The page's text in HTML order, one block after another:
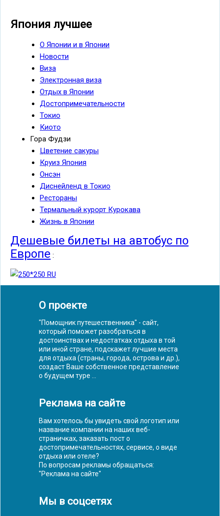
Япония лучшее
О Японии и в Японии
Новости
Виза
Электронная виза
Отдых в Японии
Достопримечательности
Токио
Киото
Гора Фудзи
Цветение сакуры
Круиз Япония
Онсэн
Диснейленд в Токио
Рестораны
Термальный курорт Курокава
Жизнь в Японии
Дешевые билеты на автобус по
Европе :
О проекте
"Помощник путешественника" - сайт,
который поможет разобраться в
достоинствах и недостатках отдыха в той
или иной стране, подскажет лучшие места
для отдыха (страны, города, острова и др.),
создаст Ваше собственное представление
о будущем туре ...
Реклама на сайте
Вам хотелось бы увидеть свой логотип или
название компании на наших веб-
страничках, заказать пост о
достопримечательностях, сервисе, о виде
отдыха или отеле?
По вопросам рекламы обращаться:
"Реклама на сайте"
Мы в соцсетях